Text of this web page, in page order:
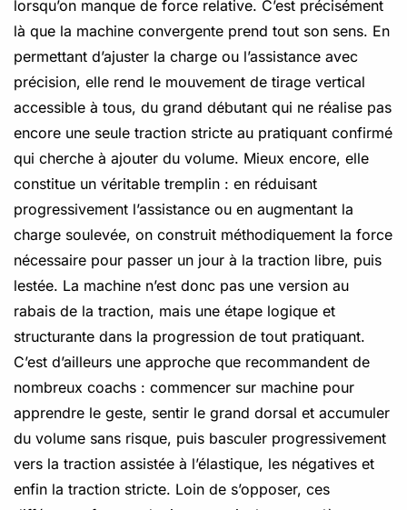
lorsqu’on manque de force relative. C’est précisément
là que la machine convergente prend tout son sens. En
permettant d’ajuster la charge ou l’assistance avec
précision, elle rend le mouvement de tirage vertical
accessible à tous, du grand débutant qui ne réalise pas
encore une seule traction stricte au pratiquant confirmé
qui cherche à ajouter du volume. Mieux encore, elle
constitue un véritable tremplin : en réduisant
progressivement l’assistance ou en augmentant la
charge soulevée, on construit méthodiquement la force
nécessaire pour passer un jour à la traction libre, puis
lestée. La machine n’est donc pas une version au
rabais de la traction, mais une étape logique et
structurante dans la progression de tout pratiquant.
C’est d’ailleurs une approche que recommandent de
nombreux coachs : commencer sur machine pour
apprendre le geste, sentir le grand dorsal et accumuler
du volume sans risque, puis basculer progressivement
vers la traction assistée à l’élastique, les négatives et
enfin la traction stricte. Loin de s’opposer, ces